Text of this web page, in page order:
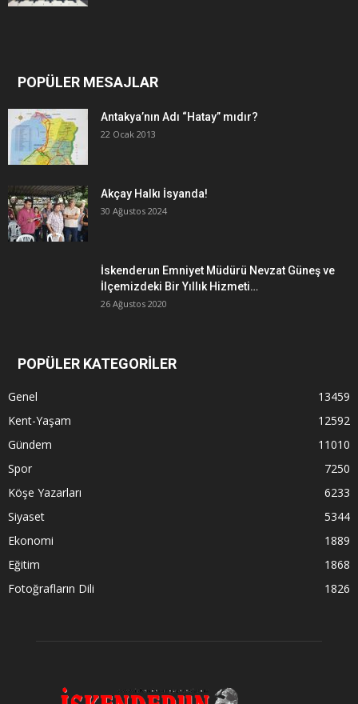
POPÜLER MESAJLAR
Antakya’nın Adı “Hatay” mıdır?
22 Ocak 2013
Akçay Halkı İsyanda!
30 Ağustos 2024
İskenderun Emniyet Müdürü Nevzat Güneş ve
İlçemizdeki Bir Yıllık Hizmeti…
26 Ağustos 2020
POPÜLER KATEGORİLER
Genel
13459
Kent-Yaşam
12592
Gündem
11010
Spor
7250
Köşe Yazarları
6233
Siyaset
5344
Ekonomi
1889
Eğitim
1868
Fotoğrafların Dili
1826